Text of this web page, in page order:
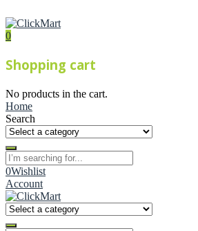
0
Shopping cart
No products in the cart.
Home
Search
0Wishlist
Account